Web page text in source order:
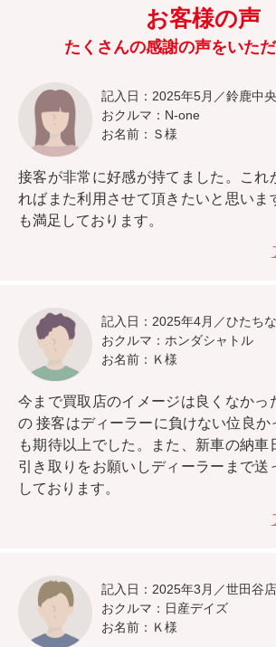
お客様の声
たくさんの感謝の声をいた
記入日：2025年5月／鈴鹿中
おクルマ：N-one
お名前：Ｓ様
接客が非常に好感が持てました。これ
ればまた利用させて頂きたいと思いま
も満足しております。
記入日：2025年4月／ひたち
おクルマ：ホンダシャトル
お名前：Ｋ様
今まで買取店のイメージは良くなかっ
の接客はディーラーに負けない位良か
も期待以上 でした。また、新車の納車
引き取りをお願いしディーラーまで送
しております。
記入日：2025年3月／世田谷店
おクルマ：日産デイズ
お名前：Ｋ様